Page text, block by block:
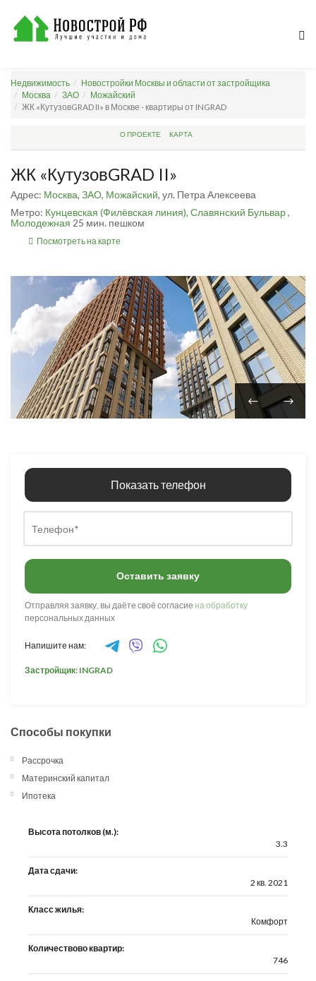
Недвижимость
Новостройки Москвы и области от застройщика
Москва
ЗАО
Можайский
ЖК «КутузовGRAD II» в Москве - квартиры от INGRAD
О ПРОЕКТЕ КАРТА
ЖК «КутузовGRAD II»
Адрес: Москва, ЗАО, Можайский, ул. Петра Алексеева
Метро: Кунцевская (Филёвская линия), Славянский Бульвар ,
Молодежная 25 мин. пешком
Посмотреть на карте
Показать телефон
Оставить заявку
Отправляя заявку, вы даёте своё согласие на обработку
персональных данных
Напишите нам:
Застройщик: INGRAD
Способы покупки
Рассрочка
Материнский капитал
Ипотека
Высота потолков (м.):
3.3
Дата сдачи:
2 кв. 2021
Класс жилья:
Комфорт
Количествово квартир:
746